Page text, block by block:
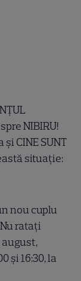
NIBIRU!
CINE SUNT
situație:
nou cuplu
ratați
august,
și 16:30, la